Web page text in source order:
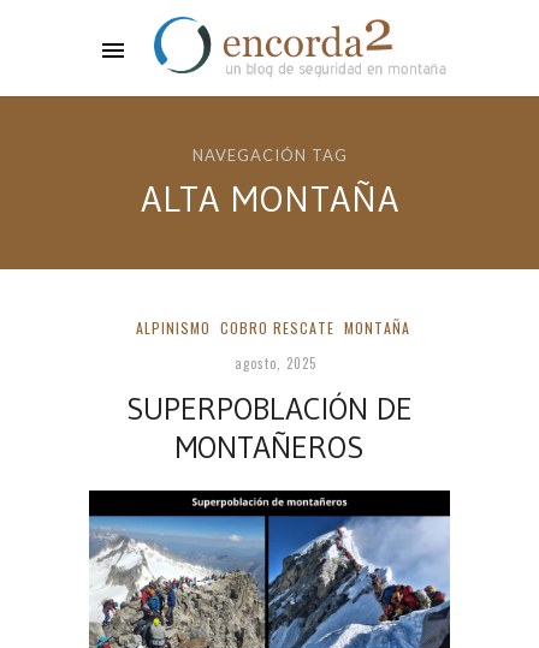
NAVEGACIÓN TAG
ALTA MONTAÑA
ALPINISMO COBRO RESCATE MONTAÑA
agosto, 2025
SUPERPOBLACIÓN DE
MONTAÑEROS